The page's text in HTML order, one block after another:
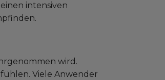
intensiven
wird.
Viele Anwender